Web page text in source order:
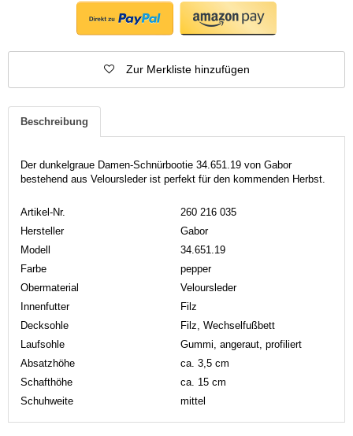
Zur Merkliste hinzufügen
Beschreibung
Der dunkelgraue Damen-Schnürbootie 34.651.19 von Gabor
bestehend aus Veloursleder ist perfekt für den kommenden Herbst.
Artikel-Nr.
260 216 035
Hersteller
Gabor
Modell
34.651.19
Farbe
pepper
Obermaterial
Veloursleder
Innenfutter
Filz
Decksohle
Filz, Wechselfußbett
Laufsohle
Gummi, angeraut, profiliert
Absatzhöhe
ca. 3,5 cm
Schafthöhe
ca. 15 cm
Schuhweite
mittel